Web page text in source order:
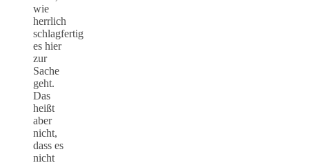
wie
herrlich
schlagfertig
es hier
zur
Sache
geht.
Das
heißt
aber
nicht,
dass es
nicht